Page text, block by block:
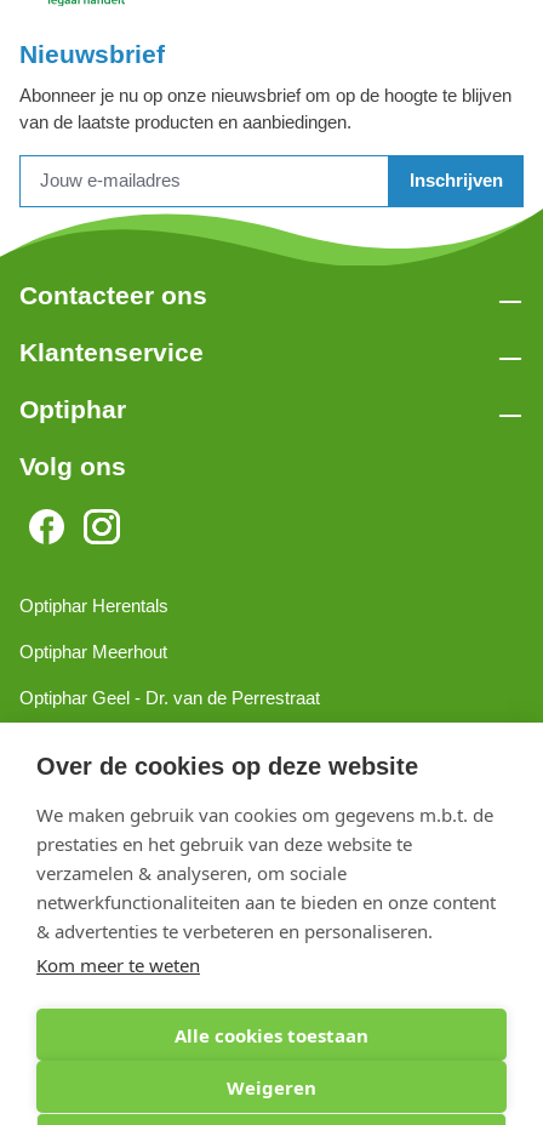
Over de cookies op deze website
We maken gebruik van cookies om gegevens m.b.t. de
prestaties en het gebruik van deze website te
verzamelen & analyseren, om sociale
netwerkfunctionaliteiten aan te bieden en onze content
& advertenties te verbeteren en personaliseren.
Kom meer te weten
Alle cookies toestaan
Weigeren
Nieuwsbrief
Abonneer je nu op onze nieuwsbrief om op de hoogte te blijven
van de laatste producten en aanbiedingen.
Inschrijven
Contacteer ons
Klantenservice
Optiphar
Volg ons
Optiphar Herentals
Optiphar Meerhout
Optiphar Geel - Dr. van de Perrestraat
Optiphar Mol
Copyright 2026 optiphar.com. Alle rechten voorbehouden